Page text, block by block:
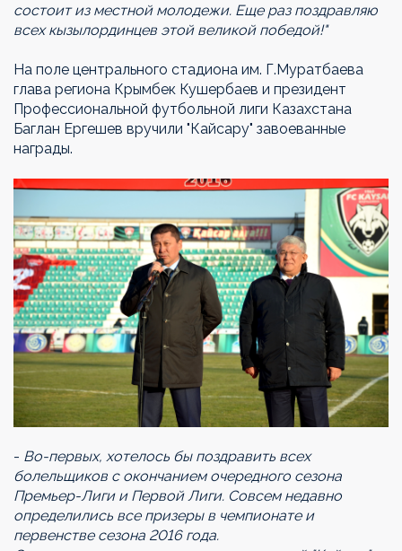
состоит из местной молодежи. Еще раз поздравляю
всех кызылординцев этой великой победой!"
На поле центрального стадиона им. Г.Муратбаева
глава региона Крымбек Кушербаев и президент
Профессиональной футбольной лиги Казахстана
Баглан Ергешев вручили "Кайсару" завоеванные
награды.
- Во-первых, хотелось бы поздравить всех
болельщиков с окончанием очередного сезона
Премьер-Лиги и Первой Лиги. Совсем недавно
определились все призеры в чемпионате и
первенстве сезона 2016 года.